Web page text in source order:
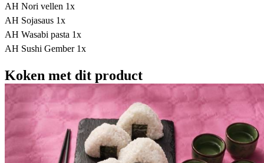
AH Nori vellen 1x
AH Sojasaus 1x
AH Wasabi pasta 1x
AH Sushi Gember 1x
Koken met dit product